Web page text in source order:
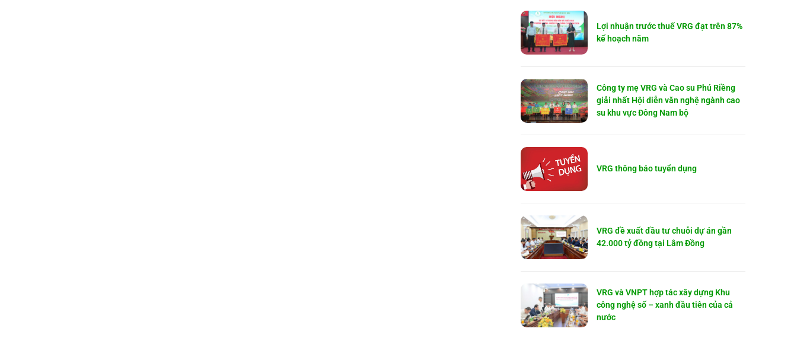
Lợi nhuận trước thuế VRG đạt trên 87%
kế hoạch năm
Công ty mẹ VRG và Cao su Phú Riềng
giải nhất Hội diễn văn nghệ ngành cao
su khu vực Đông Nam bộ
VRG thông báo tuyển dụng
VRG đề xuất đầu tư chuỗi dự án gần
42.000 tỷ đồng tại Lâm Đồng
VRG và VNPT hợp tác xây dựng Khu
công nghệ số – xanh đầu tiên của cả
nước